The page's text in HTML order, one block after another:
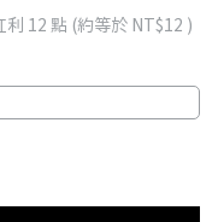
利 12 點 (約等於 NT$12 )